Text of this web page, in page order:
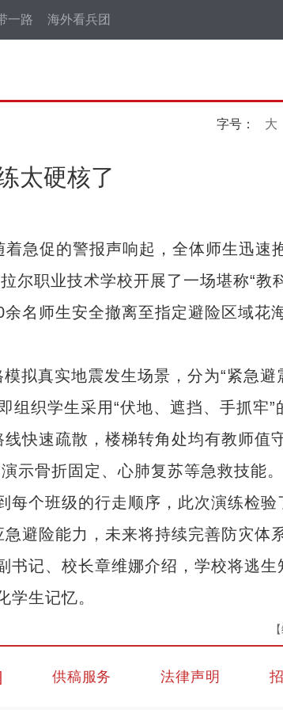
一路 海外看兵团
字号： 大
太硬核了
促的警报声响起，全体师生迅速
职业技术学校开展了一场堪称“教
名师生安全撤离至指定避险区域花
真实地震发生场景，分为“紧急避
组织学生采用“伏地、遮挡、手抓牢”
快速疏散，楼梯转角处均有教师值
示骨折固定、心肺复苏等急救技能。
个班级的行走顺序，此次演练检验
避险能力，未来将持续完善防灾体
书记、校长章维娜介绍，学校将逃生
学生记忆。
供稿服务 法律声明